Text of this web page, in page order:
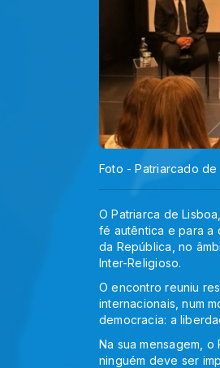
Foto - Patriarcado de
O Patriarca de
fé autêntica e para a
da República, no
Inter-Religioso.
O encontro reuniu
internacionais, num
democracia: a
Na sua mensagem,
ninguém deve ser